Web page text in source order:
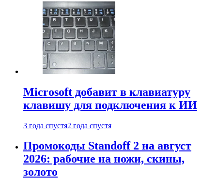
Microsoft добавит в клавиатуру
клавишу для подключения к ИИ
3 года спустя2 года спустя
Промокоды Standoff 2 на август
2026: рабочие на ножи, скины,
золото